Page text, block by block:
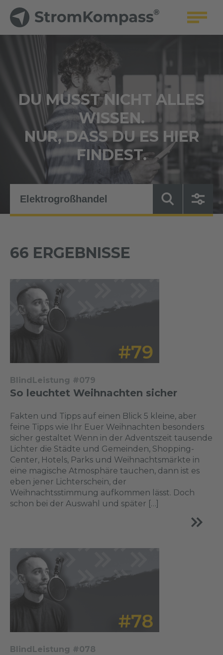
DU MUSST NICHT ALLES
WISSEN.
NUR, DASS DU ES HIER
FINDEST.
66 ERGEBNISSE
BlindLeistung #079
So leuchtet Weihnachten sicher
Fakten und Tipps auf einen Blick 5 kleine, aber
feine Tipps wie Ihr Euer Weihnachten besonders
sicher gestaltet Wenn in der Adventszeit tausende
Lichter die Städte und Gemeinden, Shopping-
Center, Hotels, Parks und Weihnachtsmärkte in
eine magische Atmosphäre tauchen, dann ist es
eben jener Lichterschein, der
Weihnachtsstimmung aufkommen lässt. Doch
schon bei der Auswahl und später […]
BlindLeistung #078